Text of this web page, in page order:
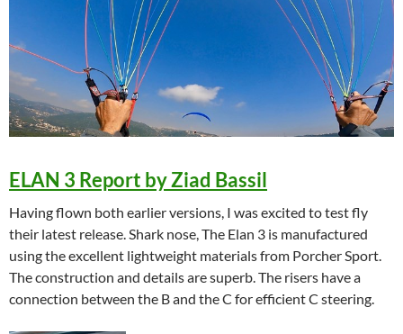
ELAN 3 Report by Ziad Bassil
Having flown both earlier versions, I was excited to test fly
their latest release. Shark nose, The Elan 3 is manufactured
using the excellent lightweight materials from Porcher Sport.
The construction and details are superb. The risers have a
connection between the B and the C for efficient C steering.